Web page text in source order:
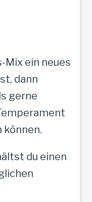
Mix ein neues
dann
gerne
können.
du einen